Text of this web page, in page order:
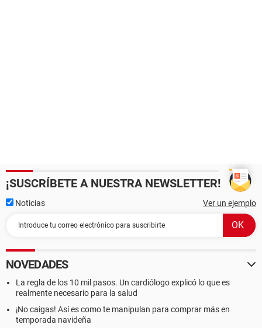
¡SUSCRÍBETE A NUESTRA NEWSLETTER!
Noticias Ver un ejemplo
NOVEDADES
La regla de los 10 mil pasos. Un cardiólogo explicó lo que es
realmente necesario para la salud
¡No caigas! Así es como te manipulan para comprar más en
temporada navideña